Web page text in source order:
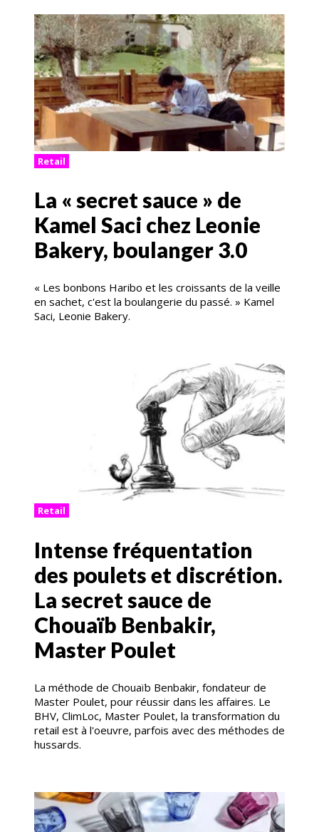
Retail
La « secret sauce » de
Kamel Saci chez Leonie
Bakery, boulanger 3.0
« Les bonbons Haribo et les croissants de la veille
en sachet, c'est la boulangerie du passé. » Kamel
Saci, Leonie Bakery.
Retail
Intense fréquentation
des poulets et discrétion.
La secret sauce de
Chouaïb Benbakir,
Master Poulet
La méthode de Chouaïb Benbakir, fondateur de
Master Poulet, pour réussir dans les affaires. Le
BHV, ClimLoc, Master Poulet, la transformation du
retail est à l'oeuvre, parfois avec des méthodes de
hussards.